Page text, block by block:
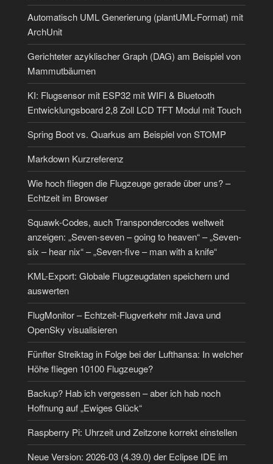
Automatisch UML Generierung (plantUML-Format) mit
ArchUnit
Gerichteter azyklischer Graph (DAG) am Beispiel von
Mammutbäumen
KI: Flugsensor mit ESP32 mit WIFI & Bluetooth
Entwicklungsboard 2,8 Zoll LCD TFT Modul mit Touch
Spring Boot vs. Quarkus am Beispiel von STOMP
Markdown Kurzreferenz
Wie hoch fliegen die Flugzeuge gerade über uns? –
Echtzeit im Browser
Squawk-Codes, auch Transpondercodes weltweit
anzeigen: „Seven-seven – going to heaven“ – „Seven-
six – hear nix“ – „Seven-five – man with a knife“
KML-Export: Globale Flugzeugdaten speichern und
auswerten
FlugMonitor – Echtzeit-Flugverkehr mit Java und
OpenSky visualisieren
Fünfter Streiktag in Folge bei der Lufthansa: In welcher
Höhe fliegen 10100 Flugzeuge?
Backup? Hab ich vergessen – aber ich hab noch
Hoffnung auf „Ewiges Glück“
Raspberry Pi: Uhrzeit und Zeitzone korrekt einstellen
Neue Version: 2026-03 (4.39.0) der Eclipse IDE im